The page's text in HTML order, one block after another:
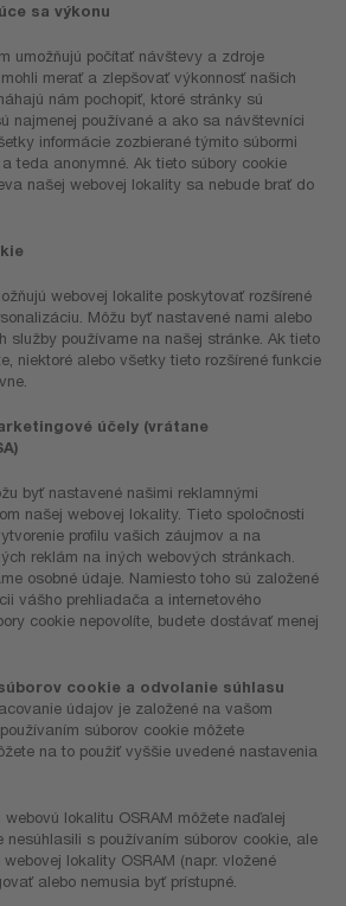
sa výkonu
umožňujú počítať návštevy a zdroje
merať a zlepšovať výkonnosť našich
nám pochopiť, ktoré stránky sú
najmenej používané a ako sa návštevníci
informácie zozbierané týmito súbormi
teda anonymné. Ak tieto súbory cookie
našej webovej lokality sa nebude brať do
webovej lokalite poskytovať rozšírené
Môžu byť nastavené nami alebo
služby používame na našej stránke. Ak tieto
niektoré alebo všetky tieto rozšírené funkcie
účely (vrátane
byť nastavené našimi reklamnými
našej webovej lokality. Tieto spoločnosti
profilu vašich záujmov a na
reklám na iných webových stránkach.
osobné údaje. Namiesto toho sú založené
vášho prehliadača a internetového
cookie nepovolíte, budete dostávať menej
cookie a odvolanie súhlasu
údajov je založené na vašom
súborov cookie môžete
na to použiť vyššie uvedené nastavenia
webovú lokalitu OSRAM môžete naďalej
s používaním súborov cookie, ale
lokality OSRAM (napr. vložené
alebo nemusia byť prístupné.